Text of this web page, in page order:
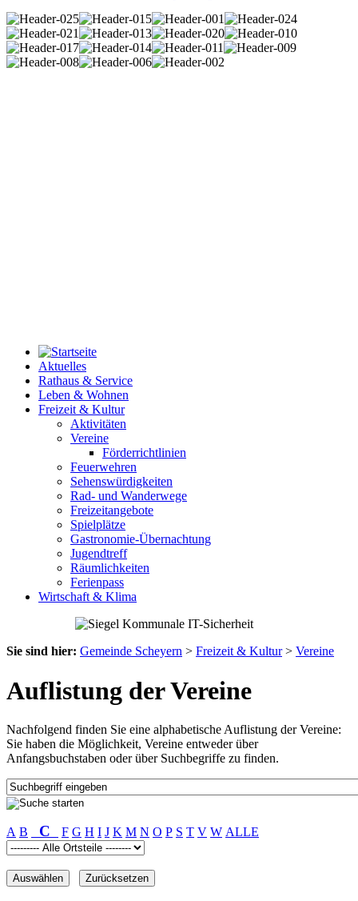
Aktuelles
Rathaus & Service
Leben & Wohnen
Freizeit & Kultur
Aktivitäten
Vereine
Förderrichtlinien
Feuerwehren
Sehenswürdigkeiten
Rad- und Wanderwege
Freizeitangebote
Spielplätze
Gastronomie-Übernachtung
Jugendtreff
Räumlichkeiten
Ferienpass
Wirtschaft & Klima
Sie sind hier: Gemeinde Scheyern > Freizeit & Kultur> Vereine
Auflistung der Vereine
Nachfolgend finden Sie eine alphabetische Auflistung der Vereine:
Sie haben die Möglichkeit, Vereine entweder über
Anfangsbuchstaben oder über Suchbegriffe zu finden.
A B C F G H I J K M N O P S T V W ALLE